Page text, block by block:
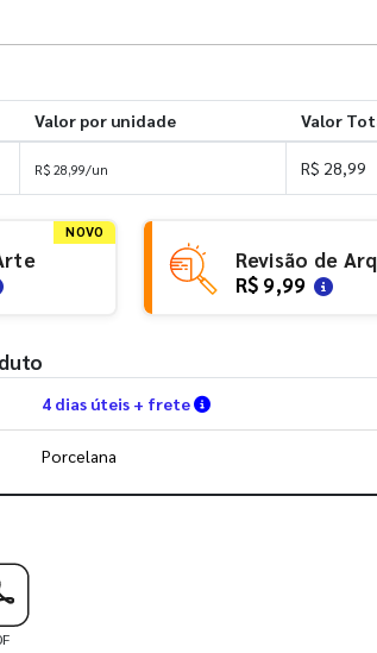
Valor por unidade Valor
R$ 28,99/un R$ 28,99
NOVO
Revisão de
R$ 9,99
4 dias úteis + frete Verifique as
Porcelana
como utilizar os nossos gabaritos